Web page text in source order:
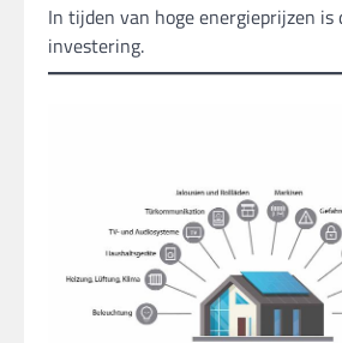
In tijden van hoge energieprijzen is
investering.